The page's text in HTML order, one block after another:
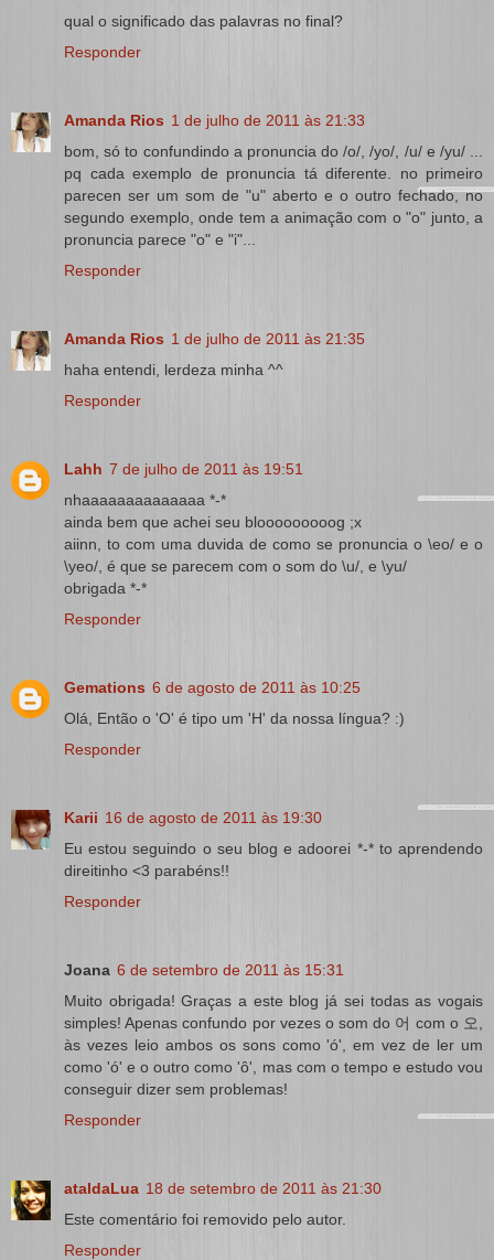
qual o significado das palavras no final?
Responder
Amanda Rios 1 de julho de 2011 às 21:33
bom, só to confundindo a pronuncia do /o/, /yo/, /u/ e /yu/ ...
pq cada exemplo de pronuncia tá diferente. no primeiro
parecen ser um som de "u" aberto e o outro fechado, no
segundo exemplo, onde tem a animação com o "o" junto, a
pronuncia parece "o" e "i"...
Responder
Amanda Rios 1 de julho de 2011 às 21:35
haha entendi, lerdeza minha ^^
Responder
Lahh 7 de julho de 2011 às 19:51
nhaaaaaaaaaaaaaa *-*
ainda bem que achei seu blooooooooog ;x
aiinn, to com uma duvida de como se pronuncia o \eo/ e o
\yeo/, é que se parecem com o som do \u/, e \yu/
obrigada *-*
Responder
Gemations 6 de agosto de 2011 às 10:25
Olá, Então o 'O' é tipo um 'H' da nossa língua? :)
Responder
Karii 16 de agosto de 2011 às 19:30
Eu estou seguindo o seu blog e adoorei *-* to aprendendo
direitinho <3 parabéns!!
Responder
Joana 6 de setembro de 2011 às 15:31
Muito obrigada! Graças a este blog já sei todas as vogais
simples! Apenas confundo por vezes o som do 어 com o 오,
às vezes leio ambos os sons como 'ó', em vez de ler um
como 'ó' e o outro como 'ô', mas com o tempo e estudo vou
conseguir dizer sem problemas!
Responder
ataldaLua 18 de setembro de 2011 às 21:30
Este comentário foi removido pelo autor.
Responder